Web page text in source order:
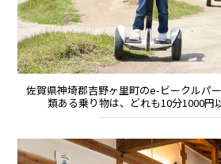
佐賀県神埼郡吉野ヶ里町のe-ビークルパ
類ある乗り物は、どれも10分1000円